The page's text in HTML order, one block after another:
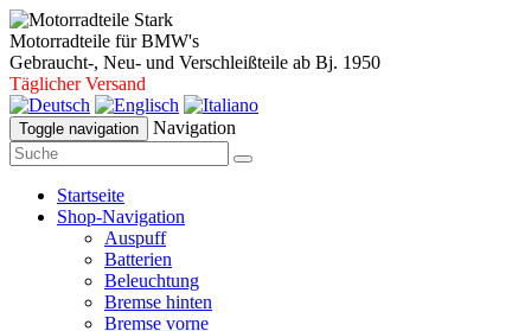
Motorradteile für BMW's
Gebraucht-, Neu- und Verschleißteile ab Bj. 1950
Täglicher Versand
Toggle navigation Navigation
Startseite
Shop-Navigation
Auspuff
Batterien
Beleuchtung
Bremse hinten
Bremse vorne